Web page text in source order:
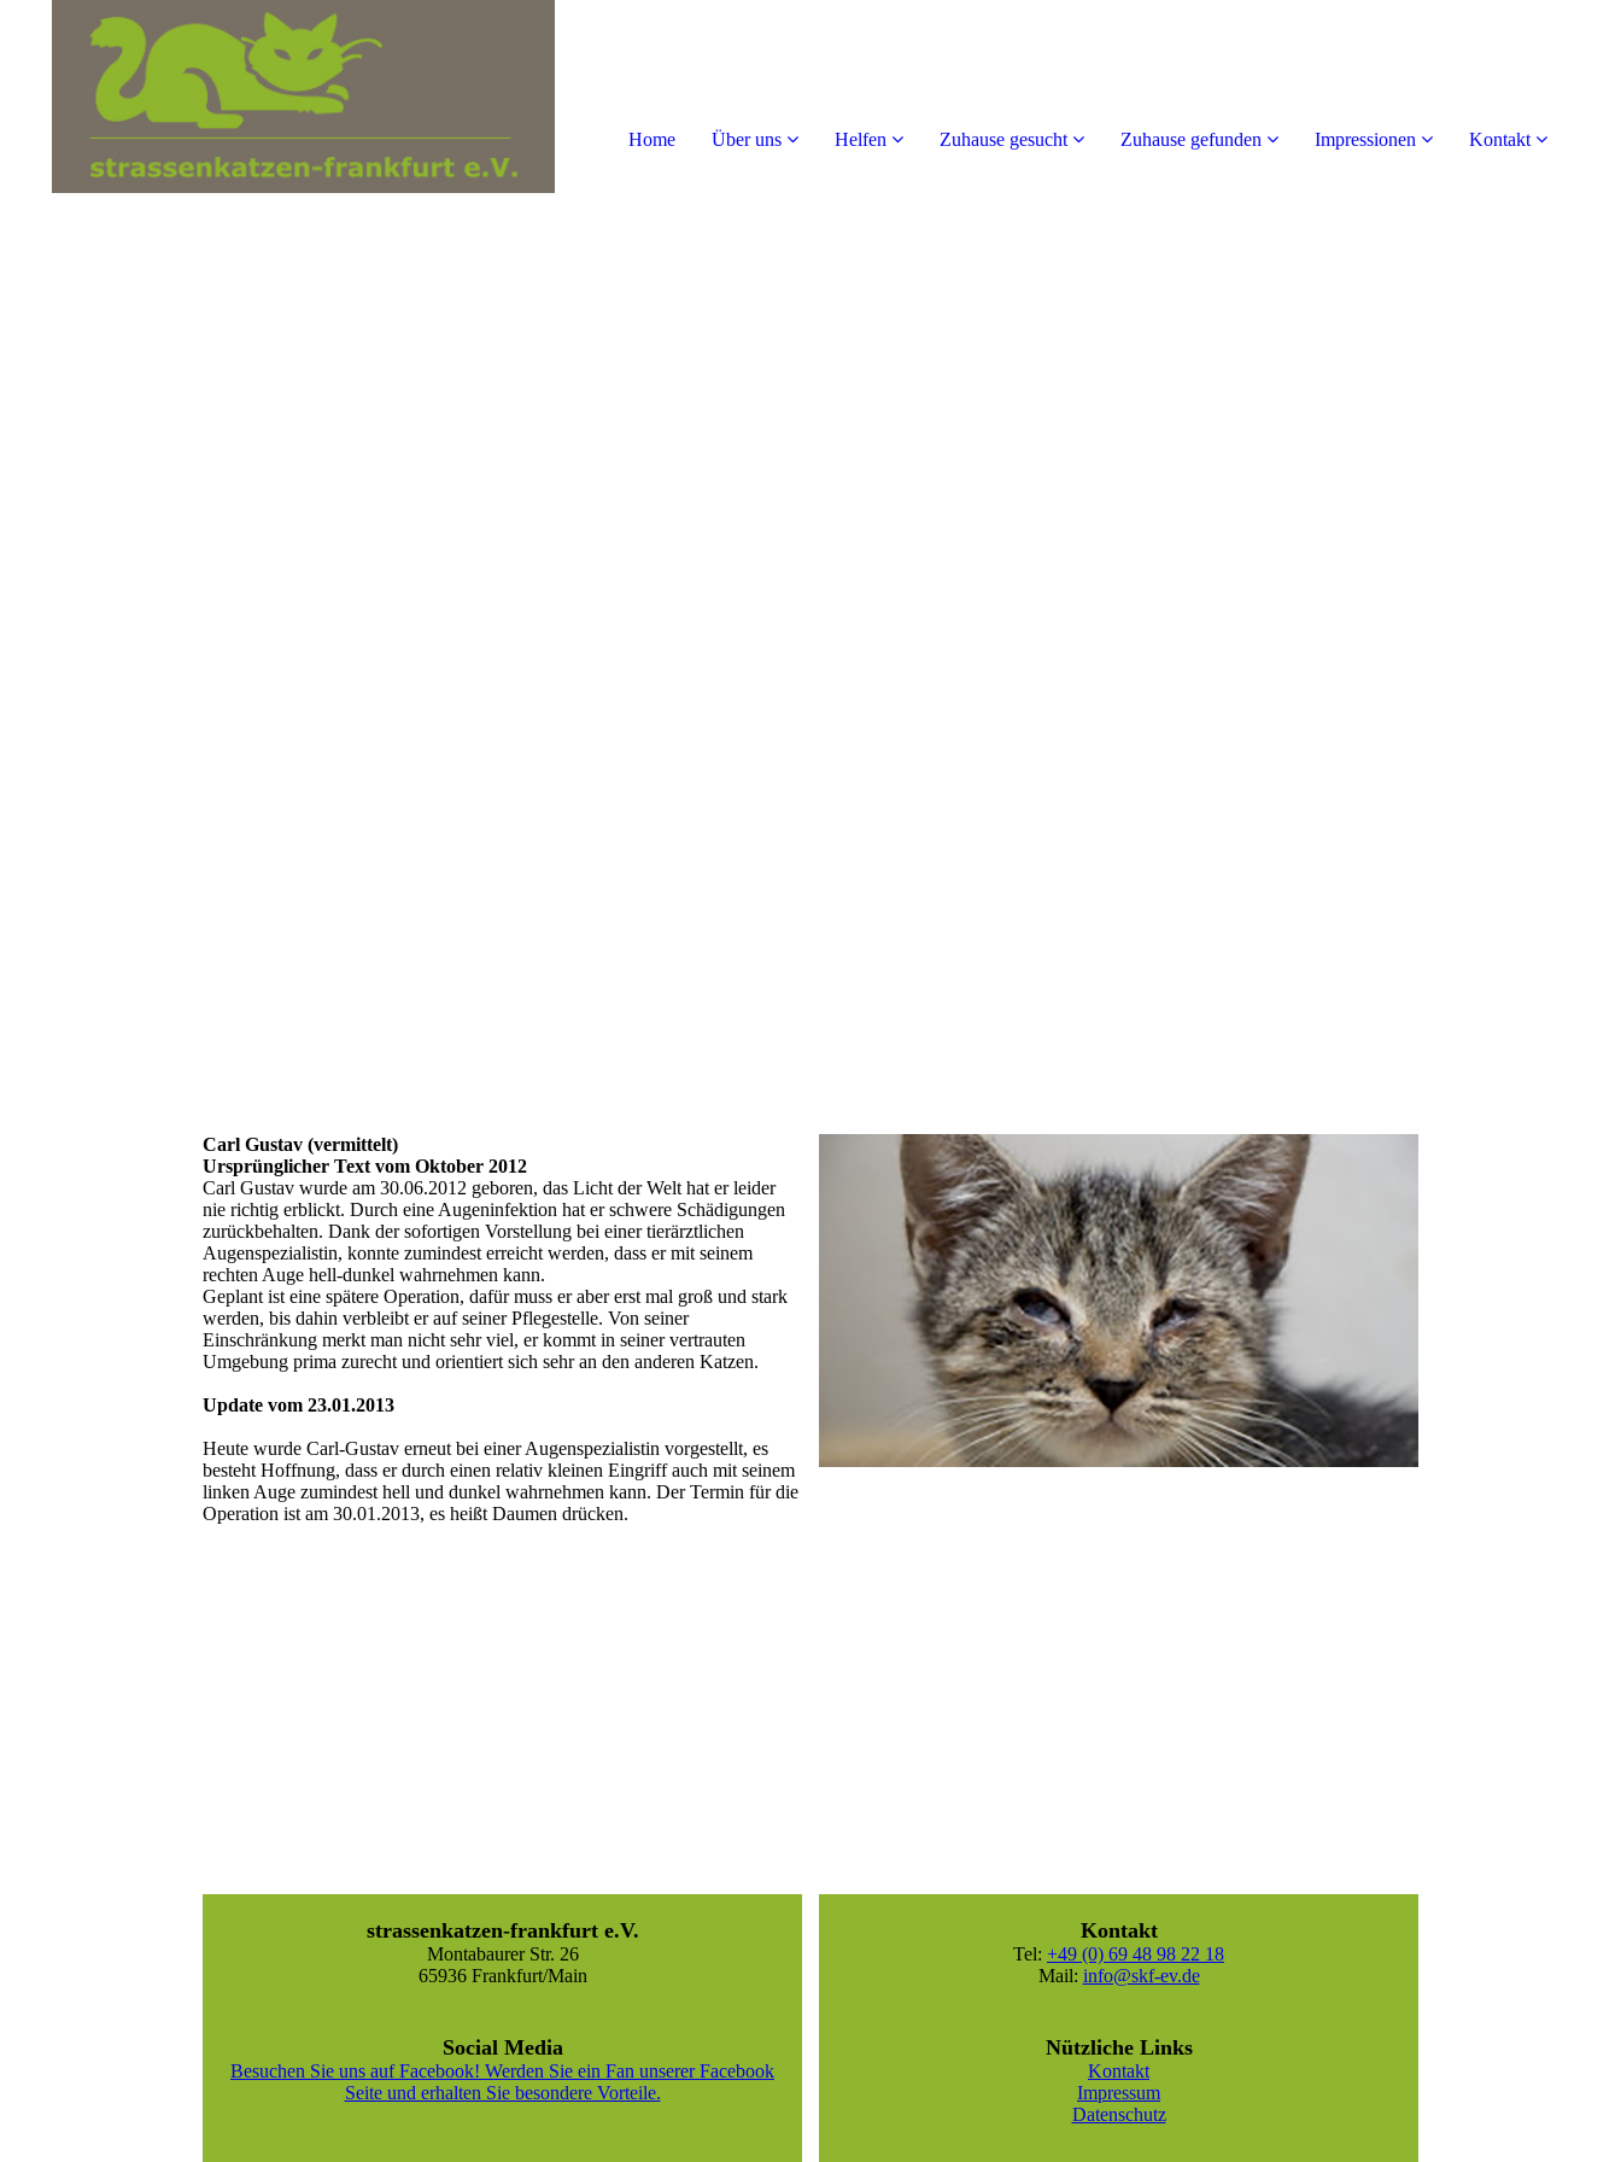
Home Über uns Helfen Zuhause gesucht Zuhause gefunden Impressionen Kontakt
Carl Gustav (vermittelt)
Ursprünglicher Text vom Oktober 2012
Carl Gustav wurde am 30.06.2012 geboren, das Licht der Welt hat er leider
nie richtig erblickt. Durch eine Augeninfektion hat er schwere Schädigungen
zurückbehalten. Dank der sofortigen Vorstellung bei einer tierärztlichen
Augenspezialistin, konnte zumindest erreicht werden, dass er mit seinem
rechten Auge hell-dunkel wahrnehmen kann.
Geplant ist eine spätere Operation, dafür muss er aber erst mal groß und stark
werden, bis dahin verbleibt er auf seiner Pflegestelle. Von seiner
Einschränkung merkt man nicht sehr viel, er kommt in seiner vertrauten
Umgebung prima zurecht und orientiert sich sehr an den anderen Katzen.
Update vom 23.01.2013
Heute wurde Carl-Gustav erneut bei einer Augenspezialistin vorgestellt, es
besteht Hoffnung, dass er durch einen relativ kleinen Eingriff auch mit seinem
linken Auge zumindest hell und dunkel wahrnehmen kann. Der Termin für die
Operation ist am 30.01.2013, es heißt Daumen drücken.
strassenkatzen-frankfurt e.V.
Montabaurer Str. 26
65936 Frankfurt/Main
Kontakt
Tel: +49 (0) 69 48 98 22 18
Mail: info@skf-ev.de
Social Media
Besuchen Sie uns auf Facebook! Werden Sie ein Fan unserer Facebook
Seite und erhalten Sie besondere Vorteile.
Nützliche Links
Kontakt
Impressum
Datenschutz